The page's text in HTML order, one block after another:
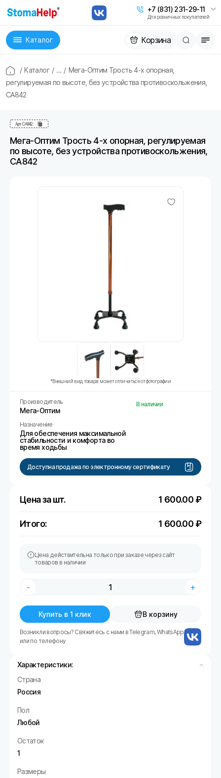
+7 (831) 231-29-11
Для розничных покупателей
Каталог Корзина
/ Каталог / ... / Мега-Оптим Трость 4-х опорная,
регулируемая по высоте, без устройства противоскольжения,
СА842
АртСА842
Мега-Оптим Трость 4-х опорная, регулируемая
по высоте, без устройства противоскольжения,
СА842
*Внешний вид товара может отличаться от фотографии
Производитель
Мега-Оптим
Назначение
Для обеспечения максимальной
стабильности и комфорта во
время ходьбы
В наличии
Доступна продажа по электронному сертификату
Цена за шт. 1 600.00 ₽
Итого: 1 600.00 ₽
Цена действительна только при заказе через сайт
товаров в наличии
- +
Купить в 1 клик В корзину
Возникли вопросы? Свяжитесь с нами в Telegram, WhatsApp
или по телефону
Характеристики:
Страна
Россия
Пол
Любой
Остаток
1
Размеры